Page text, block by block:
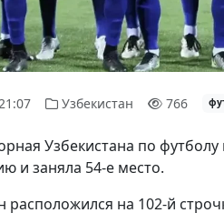
Узбекистан 766
Узбекистана по
и заняла 54-е место.
расположился на 102-й